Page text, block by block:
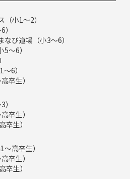
小1～2）
び道場（小3～6）
～6）
6）
卒生）
卒生）
生）
高卒生）
卒生）
生）